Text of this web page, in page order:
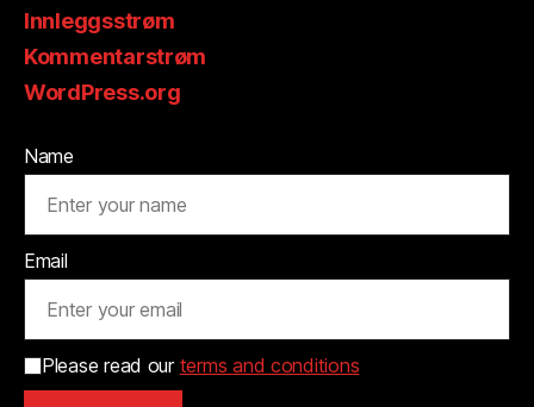
Innleggsstrøm
Kommentarstrøm
WordPress.org
Name
Email
Please read our terms and conditions